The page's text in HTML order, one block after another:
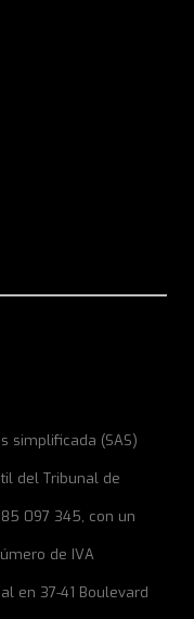
simplificada (SAS)
del Tribunal de
097 345, con un
de IVA
en 37-41 Boulevard